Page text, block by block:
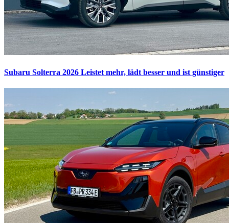
Subaru Solterra 2026 Leistet mehr, lädt besser und ist günstiger